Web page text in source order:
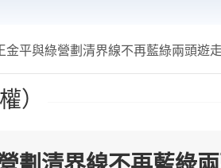
金平與綠營劃清界線不再藍綠兩頭遊走
）